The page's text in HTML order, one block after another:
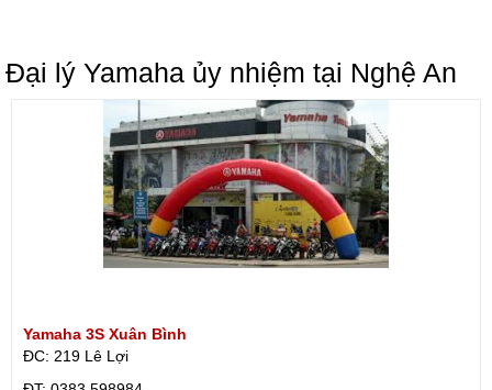
Đại lý Yamaha ủy nhiệm tại Nghệ An
Yamaha 3S Xuân Bình
ĐC: 219 Lê Lợi